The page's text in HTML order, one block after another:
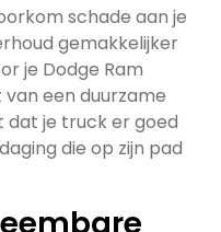
schade aan je
gemakkelijker
je Dodge Ram
een duurzame
dat je truck er goed
die op zijn pad